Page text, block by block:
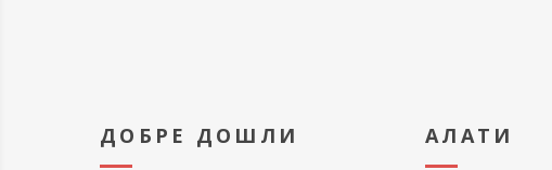
ДОБРЕ ДОШЛИ АЛАТИ